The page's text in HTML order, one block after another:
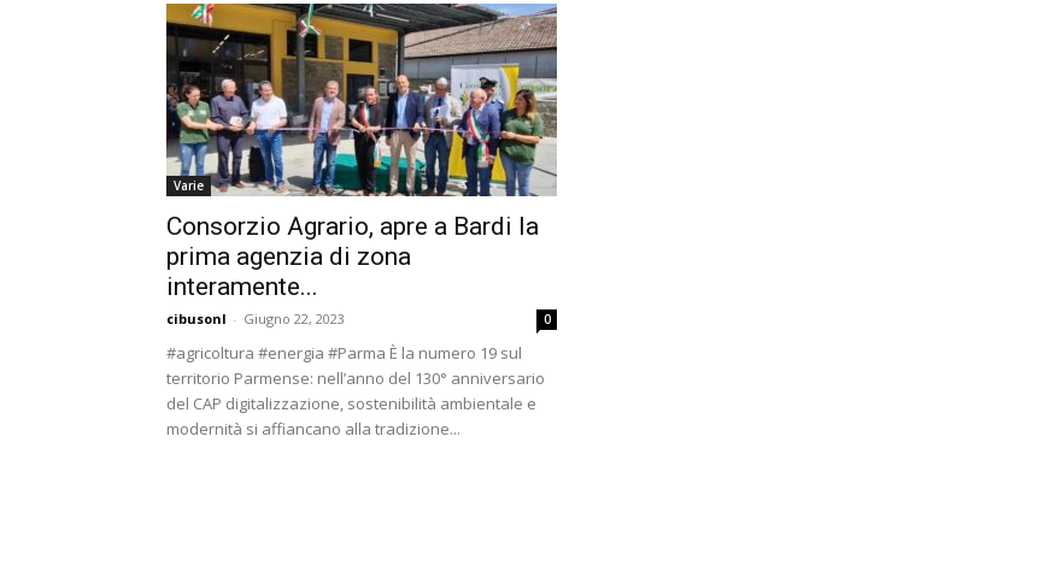
Varie
Consorzio Agrario, apre a Bardi la
prima agenzia di zona
interamente...
cibusonl - Giugno 22, 2023 0
#agricoltura #energia #Parma È la numero 19 sul
territorio Parmense: nell’anno del 130° anniversario
del CAP digitalizzazione, sostenibilità ambientale e
modernità si affiancano alla tradizione...